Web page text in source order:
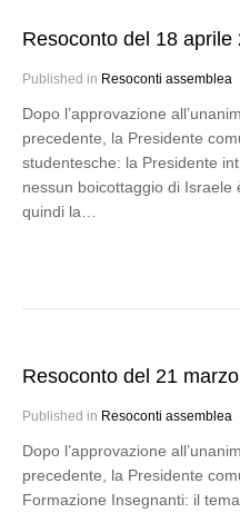
Resoconto del 18 aprile
Published in Resoconti assemblea
Dopo l’approvazione
precedente, la Presidente
studentesche: la Presidente
nessun boicottaggio di Israele
quindi la…
Resoconto del 21
Published in Resoconti assemblea
Dopo l’approvazione
precedente, la Presidente
Formazione Insegnanti: il